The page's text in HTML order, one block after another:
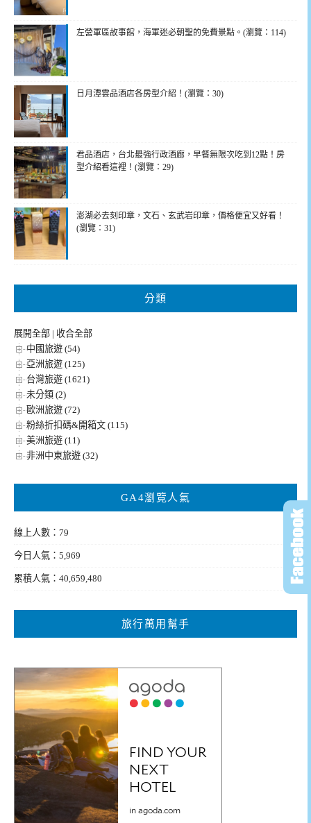
左營軍區故事館，海軍迷必朝聖的免費景點。(瀏覽：114)
日月潭雲品酒店各房型介紹！(瀏覽：30)
君品酒店，台北最強行政酒廊，早餐無限次吃到12點！房
型介紹看這裡！(瀏覽：29)
澎湖必去刻印章，文石、玄武岩印章，價格便宜又好看！
(瀏覽：31)
分類
展開全部 | 收合全部
中國旅遊 (54)
亞洲旅遊 (125)
台灣旅遊 (1621)
未分類 (2)
歐洲旅遊 (72)
粉絲折扣碼&開箱文 (115)
美洲旅遊 (11)
非洲中東旅遊 (32)
GA4瀏覽人氣
線上人數：79
今日人氣：5,969
累積人氣：40,659,480
旅行萬用幫手